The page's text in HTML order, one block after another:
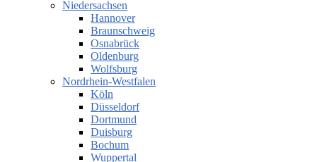
Niedersachsen
Hannover
Braunschweig
Osnabrück
Oldenburg
Wolfsburg
Nordrhein-Westfalen
Köln
Düsseldorf
Dortmund
Duisburg
Bochum
Wuppertal